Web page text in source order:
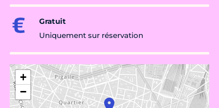
Gratuit
Uniquement sur réservation
+
−